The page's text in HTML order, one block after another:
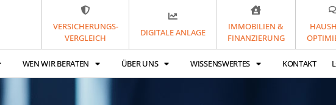
VERSICHERUNGS-
VERGLEICH
DIGITALE ANLAGE
IMMOBILIEN &
FINANZIERUNG
WEN WIR BERATEN ÜBER UNS WISSENSWERTES KONTAKT